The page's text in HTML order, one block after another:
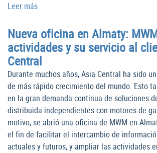
Leer más
Nueva oficina en Almaty:
actividades y su servicio al
Central
Durante muchos años, Asia Central ha sido
de más rápido crecimiento del mundo. Esto
en la gran demanda continua de soluciones
distribuida independientes con motores de
motivo, se abrió una oficina de MWM en
el fin de facilitar el intercambio de
actuales y futuros, y ampliar las actividades